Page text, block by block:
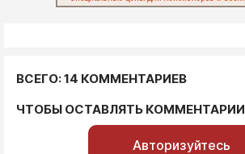
ВСЕГО: 14 КОММЕНТАРИЕВ
ЧТОБЫ ОСТАВЛЯТЬ КОММЕНТАРИИ
Авторизуйтесь